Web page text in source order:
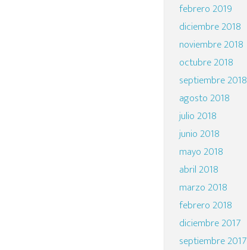
febrero 2019
diciembre 2018
noviembre 2018
octubre 2018
septiembre 2018
agosto 2018
julio 2018
junio 2018
mayo 2018
abril 2018
marzo 2018
febrero 2018
diciembre 2017
septiembre 2017